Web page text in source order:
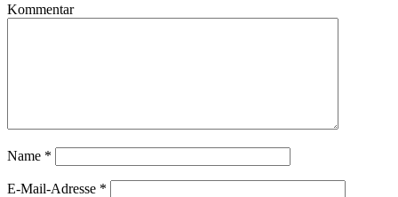
Kommentar
Name *
E-Mail-Adresse *